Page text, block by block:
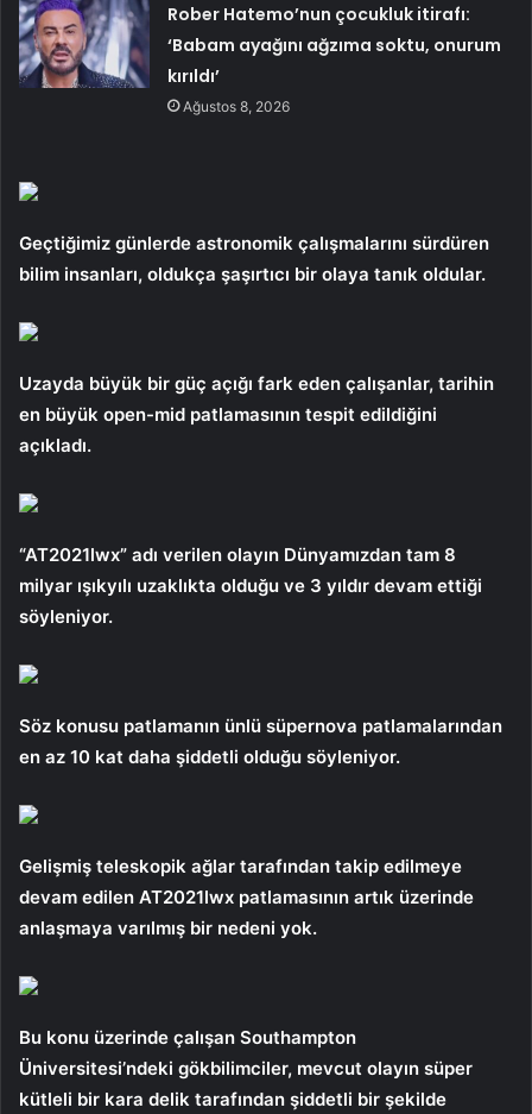
Rober Hatemo’nun çocukluk itirafı:
‘Babam ayağını ağzıma soktu, onurum
kırıldı’
Ağustos 8, 2026
Geçtiğimiz günlerde astronomik çalışmalarını sürdüren
bilim insanları, oldukça şaşırtıcı bir olaya tanık oldular.
Uzayda büyük bir güç açığı fark eden çalışanlar, tarihin
en büyük open-mid patlamasının tespit edildiğini
açıkladı.
“AT2021lwx” adı verilen olayın Dünyamızdan tam 8
milyar ışıkyılı uzaklıkta olduğu ve 3 yıldır devam ettiği
söyleniyor.
Söz konusu patlamanın ünlü süpernova patlamalarından
en az 10 kat daha şiddetli olduğu söyleniyor.
Gelişmiş teleskopik ağlar tarafından takip edilmeye
devam edilen AT2021lwx patlamasının artık üzerinde
anlaşmaya varılmış bir nedeni yok.
Bu konu üzerinde çalışan Southampton
Üniversitesi’ndeki gökbilimciler, mevcut olayın süper
kütleli bir kara delik tarafından şiddetli bir şekilde